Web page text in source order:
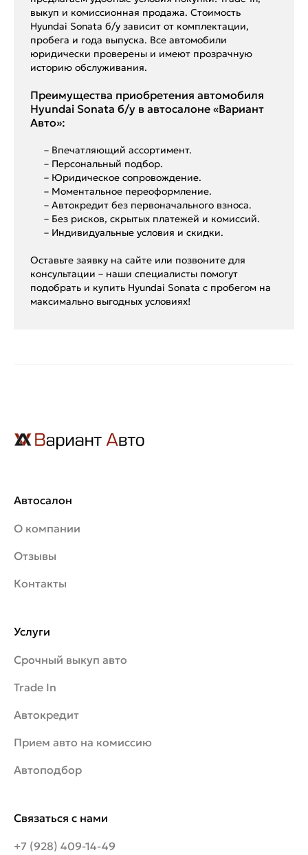
выкуп и комиссионная продажа. Стоимость
Hyundai Sonata б/у зависит от комплектации,
пробега и года выпуска. Все автомобили
юридически проверены и имеют прозрачную
историю обслуживания.
Преимущества приобретения автомобиля
Hyundai Sonata б/у в автосалоне «Вариант
Авто»:
– Впечатляющий ассортимент.
– Персональный подбор.
– Юридическое сопровождение.
– Моментальное переоформление.
– Автокредит без первоначального взноса.
– Без рисков, скрытых платежей и комиссий.
– Индивидуальные условия и скидки.
Оставьте заявку на сайте или позвоните для
консультации – наши специалисты помогут
подобрать и купить Hyundai Sonata с пробегом на
максимально выгодных условиях!
Автосалон
О компании
Отзывы
Контакты
Связаться с нами
+7 (928) 409-14-49
Услуги
Срочный выкуп авто
Trade In
Автокредит
Прием авто на комиссию
Автоподбор